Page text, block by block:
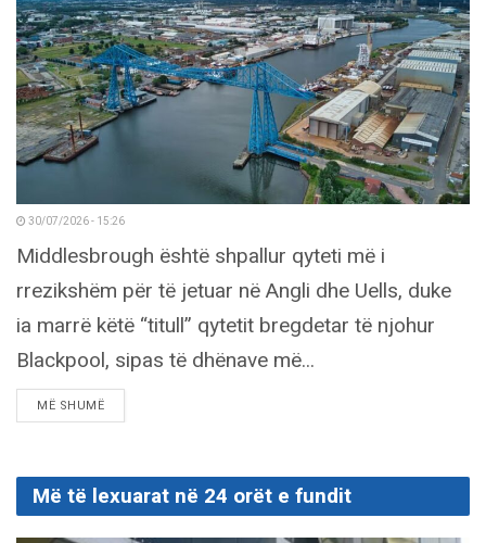
30/07/2026 - 15:26
Middlesbrough është shpallur qyteti më i
rrezikshëm për të jetuar në Angli dhe Uells, duke
ia marrë këtë “titull” qytetit bregdetar të njohur
Blackpool, sipas të dhënave më...
MË SHUMËDETAILS
Më të lexuarat në 24 orët e fundit